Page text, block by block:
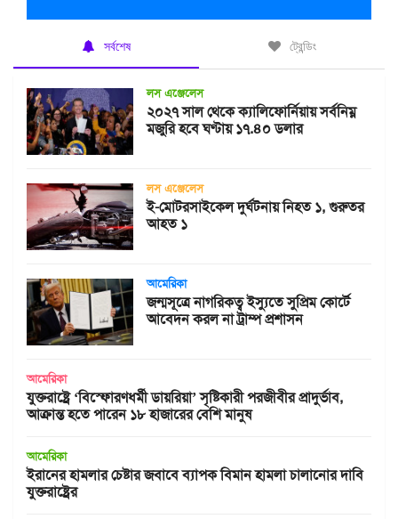
সর্বশেষ ট্রেন্ডিং
লস এঞ্জেলেস
২০২৭ সাল থেকে ক্যালিফোর্নিয়ায় সর্বনিম্ন
মজুরি হবে ঘণ্টায় ১৭.৪০ ডলার
লস এঞ্জেলেস
ই-মোটরসাইকেল দুর্ঘটনায় নিহত ১, গুরুতর
আহত ১
আমেরিকা
জন্মসূত্রে নাগরিকত্ব ইস্যুতে সুপ্রিম কোর্টে
আবেদন করল না ট্রাম্প প্রশাসন
আমেরিকা
যুক্তরাষ্ট্রে ‘বিস্ফোরণধর্মী ডায়রিয়া’ সৃষ্টিকারী পরজীবীর প্রাদুর্ভাব,
আক্রান্ত হতে পারেন ১৮ হাজারের বেশি মানুষ
আমেরিকা
ইরানের হামলার চেষ্টার জবাবে ব্যাপক বিমান হামলা চালানোর দাবি
যুক্তরাষ্ট্রের